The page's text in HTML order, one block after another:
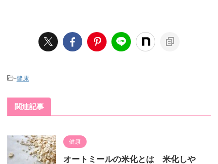
-健康
関連記事
健康
オートミールの米化とは 米化しや